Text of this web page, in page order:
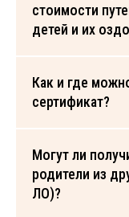
стоимости
детей и их
Как и где
сертификат?
Могут ли
родители из
ЛО)?